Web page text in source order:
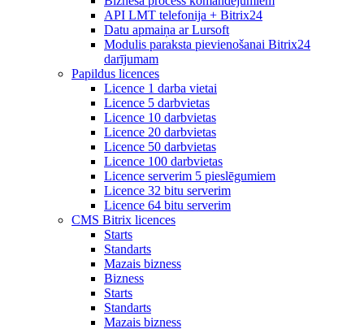
API LMT telefonija + Bitrix24
Datu apmaiņa ar Lursoft
Modulis paraksta pievienošanai Bitrix24
darījumam
Papildus licences
Licence 1 darba vietai
Licence 5 darbvietas
Licence 10 darbvietas
Licence 20 darbvietas
Licence 50 darbvietas
Licence 100 darbvietas
Licence serverim 5 pieslēgumiem
Licence 32 bitu serverim
Licence 64 bitu serverim
CMS Bitrix licences
Starts
Standarts
Mazais bizness
Bizness
Starts
Standarts
Mazais bizness